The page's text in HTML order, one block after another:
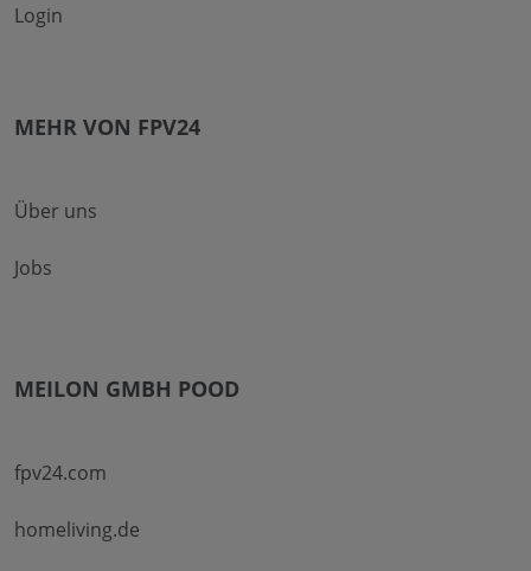
Login
MEHR VON FPV24
Über uns
Jobs
MEILON GMBH POOD
fpv24.com
homeliving.de